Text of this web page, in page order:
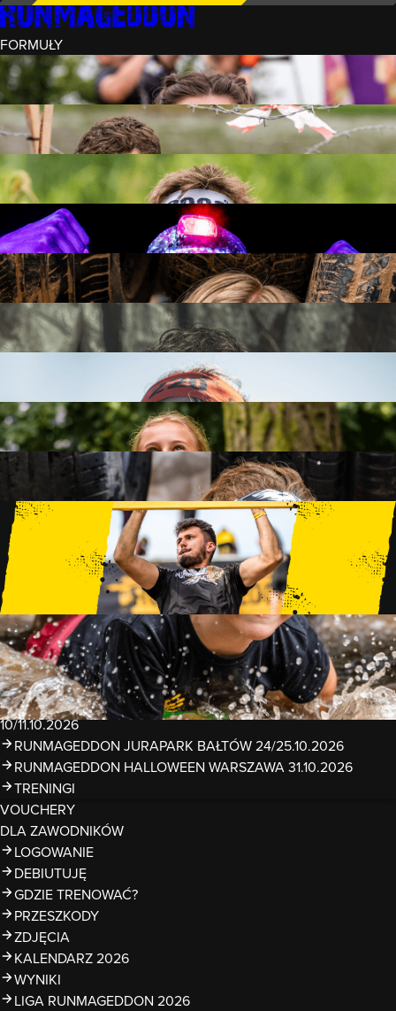
FORMUŁY
INTRO (¼)
15 PRZESZKÓD
3 KM+
REKRUT (½)
30 PRZESZKÓD
6 KM+
RUNMAGEDDON
50 PRZESZKÓD
12 KM+
NOCNY REKRUT (½)
30 PRZESZKÓD
6 KM+
INTRO U-16
15 PRZESZKÓD
3 KM+
RUNMAGEDDON HARDCORE
70 PRZESZKÓD
21 KM+
42 KM+
FAMILY
15 PRZESZKÓD
2 KM+
KIDS
15 PRZESZKÓD
1 KM+
TRENINGI
WYDARZENIA
RUNMAGEDDON LUBLIN ZALEW ZEMBORZYCKI
22/23.08.2026
RUNMAGEDDON ERGO ARENA GDAŃSK/SOPOT
12/13.09.2026
RUNMAGEDDON KIDS: DEMO WARSZAWA 24/26.09.2026
RUNMAGEDDON WROCŁAW KOPALNIA ROLANTOWICE
26/27.09.2026
RUNMAGEDDON WARSZAWA TWIERDZA MODLIN
10/11.10.2026
RUNMAGEDDON JURAPARK BAŁTÓW 24/25.10.2026
RUNMAGEDDON HALLOWEEN WARSZAWA 31.10.2026
TRENINGI
VOUCHERY
DLA ZAWODNIKÓW
LOGOWANIE
DEBIUTUJĘ
GDZIE TRENOWAĆ?
PRZESZKODY
ZDJĘCIA
KALENDARZ 2026
WYNIKI
LIGA RUNMAGEDDON 2026